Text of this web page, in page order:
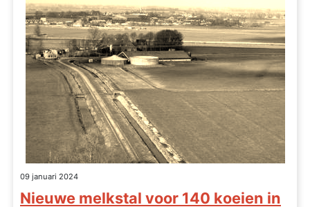
09 januari 2024
Nieuwe melkstal voor 140 koeien in